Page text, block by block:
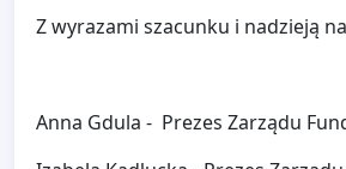
Z wyrazami szacunku i nadzieją
Anna Gdula - Prezes Zarządu